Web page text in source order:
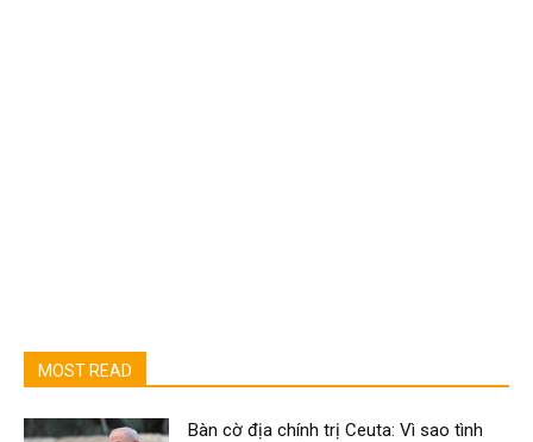
MOST READ
Bàn cờ địa chính trị Ceuta: Vì sao tình